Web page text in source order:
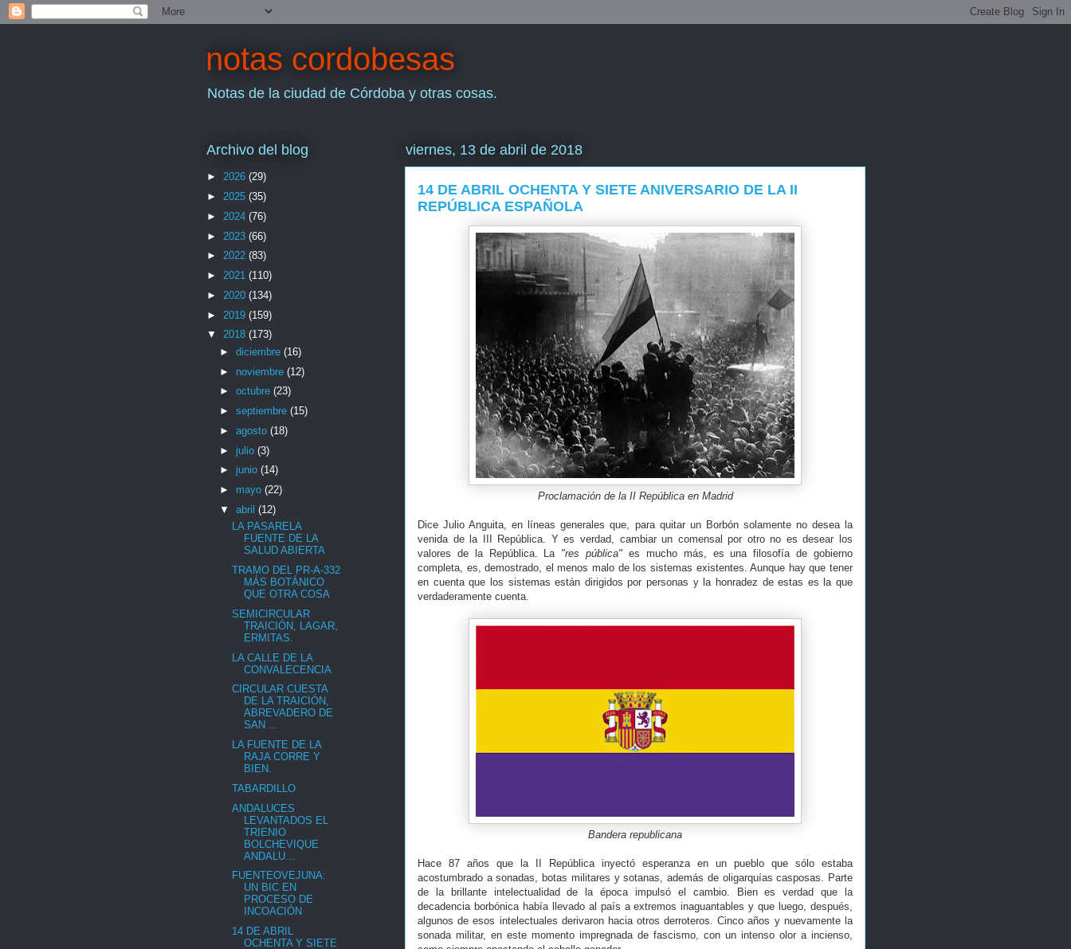
notas cordobesas
Notas de la ciudad de Córdoba y otras cosas.
viernes, 13 de abril de 2018
14 DE ABRIL OCHENTA Y SIETE ANIVERSARIO DE LA II
REPÚBLICA ESPAÑOLA
Proclamación de la II República en Madrid
Dice Julio Anguita, en líneas generales que, para quitar un Borbón solamente no desea la
venida de la III República. Y es verdad, cambiar un comensal por otro no es desear los
valores de la República. La "res pública" es mucho más, es una filosofía de gobierno
completa, es, demostrado, el menos malo de los sistemas existentes. Aunque hay que tener
en cuenta que los sistemas están dirigidos por personas y la honradez de estas es la que
verdaderamente cuenta.
Bandera republicana
Hace 87 años que la II República inyectó esperanza en un pueblo que sólo estaba
acostumbrado a sonadas, botas militares y sotanas, además de oligarquías casposas. Parte
de la brillante intelectualidad de la época impulsó el cambio. Bien es verdad que la
decadencia borbónica había llevado al país a extremos inaguantables y que luego, después,
algunos de esos intelectuales derivaron hacia otros derroteros. Cinco años y nuevamente la
sonada militar, en este momento impregnada de fascismo, con un intenso olor a incienso,
Archivo del blog
► 2026 (29)
► 2025 (35)
► 2024 (76)
► 2023 (66)
► 2022 (83)
► 2021 (110)
► 2020 (134)
► 2019 (159)
▼ 2018 (173)
► diciembre (16)
► noviembre (12)
► octubre (23)
► septiembre (15)
► agosto (18)
► julio (3)
► junio (14)
► mayo (22)
▼ abril (12)
LA PASARELA
FUENTE DE LA
SALUD ABIERTA
TRAMO DEL PR-A-332
MÁS BOTÁNICO
QUE OTRA COSA
SEMICIRCULAR
TRAICIÓN, LAGAR,
ERMITAS.
LA CALLE DE LA
CONVALECENCIA
CIRCULAR CUESTA
DE LA TRAICIÓN,
ABREVADERO DE
SAN ...
LA FUENTE DE LA
RAJA CORRE Y
BIEN.
TABARDILLO
ANDALUCES
LEVANTADOS EL
TRIENIO
BOLCHEVIQUE
ANDALU...
FUENTEOVEJUNA:
UN BIC EN
PROCESO DE
INCOACIÓN
14 DE ABRIL
OCHENTA Y SIETE